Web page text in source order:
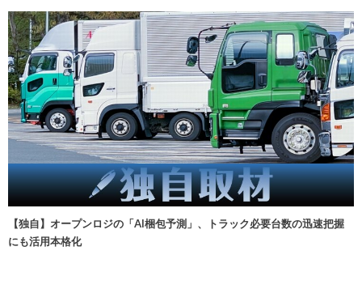
【独自】オープンロジの「AI梱包予測」、トラック必要台数の迅速把握
にも活用本格化